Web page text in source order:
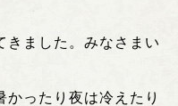
きました。みなさまい
ったり夜は冷えたり